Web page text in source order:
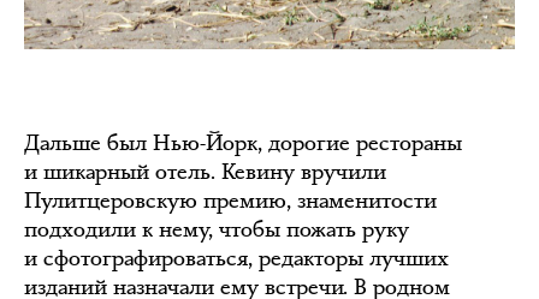
Дальше был Нью-Йорк, дорогие рестораны
и шикарный отель. Кевину вручили
Пулитцеровскую премию, знаменитости
подходили к нему, чтобы пожать руку
и сфотографироваться, редакторы лучших
изданий назначали ему встречи. В родном